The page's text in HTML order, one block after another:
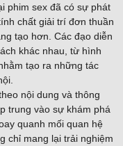
phim sex đã có sự phát
chất giải trí đơn thuần
tạo hơn. Các đạo diễn
khác nhau, từ hình
tạo ra những tác
nội dung và thông
trung vào sự khám phá
quanh mối quan hệ
chỉ mang lại trải nghiệm